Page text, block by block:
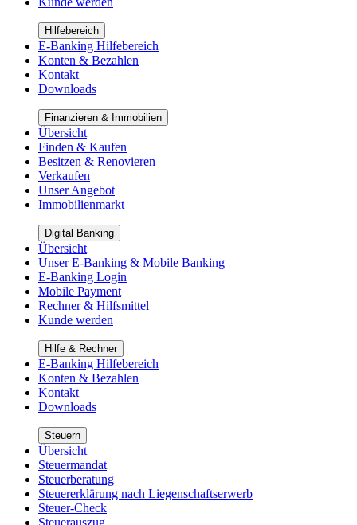
Hilfebereich
E-Banking Hilfebereich
Konten & Bezahlen
Kontakt
Downloads
Finanzieren & Immobilien
Übersicht
Finden & Kaufen
Besitzen & Renovieren
Verkaufen
Unser Angebot
Immobilienmarkt
Digital Banking
Übersicht
Unser E-Banking & Mobile Banking
E-Banking Login
Mobile Payment
Rechner & Hilfsmittel
Kunde werden
Hilfe & Rechner
E-Banking Hilfebereich
Konten & Bezahlen
Kontakt
Downloads
Steuern
Übersicht
Steuermandat
Steuerberatung
Steuererklärung nach Liegenschaftserwerb
Steuer-Check
Steuerauszug